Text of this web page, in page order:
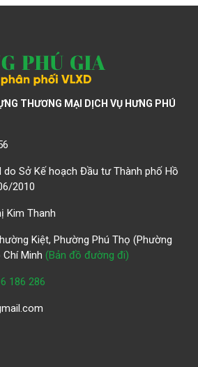
THƯƠNG MẠI DỊCH VỤ HƯNG PHÚ
do Sở Kế hoạch Đầu tư Thành phố Hồ
2010
Kim Thanh
Kiệt, Phường Phú Thọ (Phường
Chí Minh (Bản đồ đường đi)
186 286